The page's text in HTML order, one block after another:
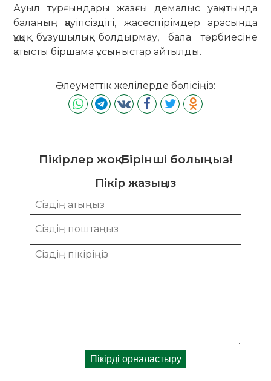
Ауыл тұрғындары жазғы демалыс уақытында
баланың қауіпсіздігі, жасөспірімдер арасында
құқық бұзушылық болдырмау, бала тәрбиесіне
қатысты біршама ұсыныстар айтылды.
Әлеуметтік желілерде бөлісіңіз:
Пікірлер жоқ. Бірінші болыңыз!
Пікір жазыңыз